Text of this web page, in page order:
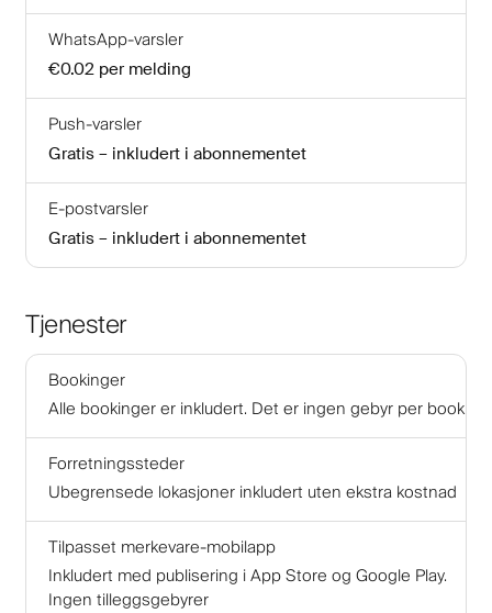
WhatsApp-varsler
€0.02 per melding
Push-varsler
Gratis – inkludert i abonnementet
E-postvarsler
Gratis – inkludert i abonnementet
Tjenester
Bookinger
Alle bookinger er inkludert. Det er ingen gebyr per booking
Forretningssteder
Ubegrensede lokasjoner inkludert uten ekstra kostnad
Tilpasset merkevare-mobilapp
Inkludert med publisering i App Store og Google Play.
Ingen tilleggsgebyrer